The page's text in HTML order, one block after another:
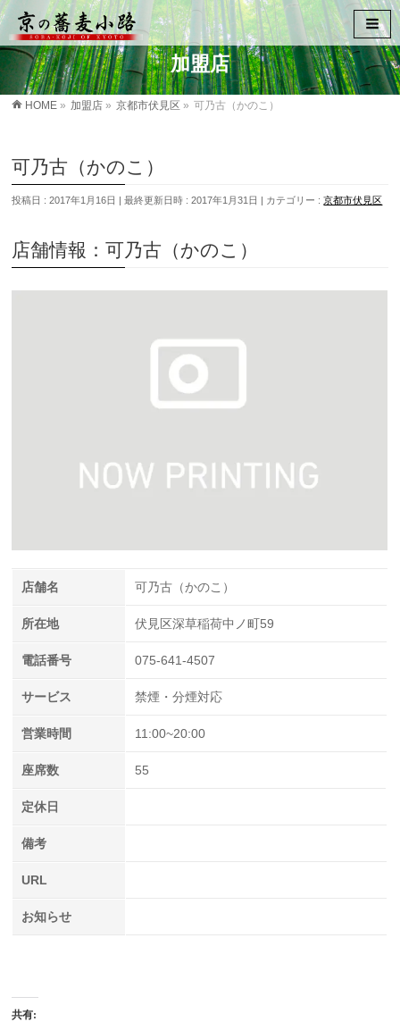
加盟店
HOME » 加盟店 » 京都市伏見区 » 可乃古（かのこ）
可乃古（かのこ）
投稿日 : 2017年1月16日 最終更新日時 : 2017年1月31日 カテゴリー :京都市伏見区
店舗情報：可乃古（かのこ）
店舗名 可乃古（かのこ）
所在地 伏見区深草稲荷中ノ町59
電話番号 075-641-4507
サービス 禁煙・分煙対応
営業時間 11:00~20:00
座席数 55
定休日
備考
URL
お知らせ
共有: